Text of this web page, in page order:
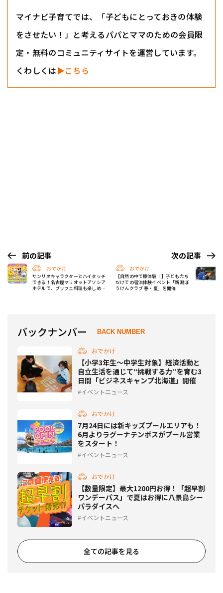
マイナビ子育てでは、「子どもにとっておきの体験
をさせたい！」と考えるパパとママのための会員限
定・無料のコミュニティサイトを運営しています。
くわしくは▶こちら
前の記事
おでかけ
サンリオキャラクターとハイタッチ
できる！名古屋マリオットアソシア
ホテルで、ブッフェ料理も楽しめる
次の記事
おでかけ
【自然の中で原体験！】子どもたち
だけでの宿泊体験イベント「新潟ぼ
うけんクラブ 春・夏」を開催
バックナンバー BACK NUMBER
おでかけ
【小学3年生〜中学生対象】経済活動と
自立生活を通じて“挑戦する力”を育む3
日間「ビジネスキャンプ北海道」開催
イベントニュース
おでかけ
7月24日には新キッズプールエリアも！
6月よりラグーナテンボスがプール営業
をスタート！
イベントニュース
おでかけ
【数量限定】最大1200円お得！「超早割
ワンデーパス」で夏はお得に八景島シー
パラダイスへ
イベントニュース
全ての記事を見る